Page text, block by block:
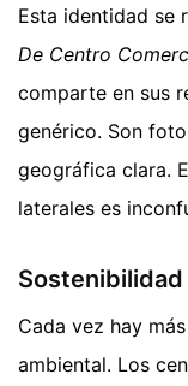
Esta identidad se
De Centro
comparte en sus
genérico. Son
geográfica clara.
laterales es
Cada vez hay
ambiental. Los